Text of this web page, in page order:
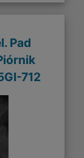
Pad
712